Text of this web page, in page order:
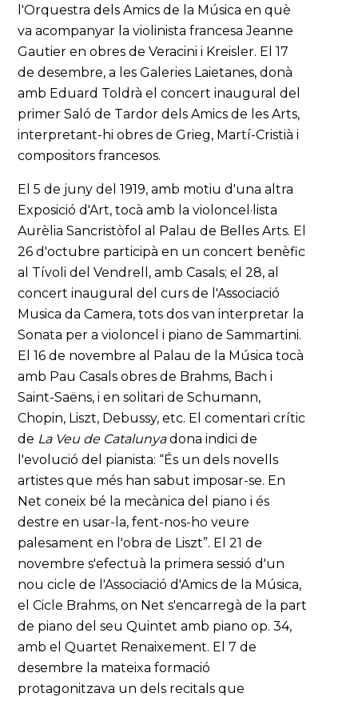
l'Orquestra dels Amics de la Música en què
va acompanyar la violinista francesa Jeanne
Gautier en obres de Veracini i Kreisler. El 17
de desembre, a les Galeries Laietanes, donà
amb Eduard Toldrà el concert inaugural del
primer Saló de Tardor dels Amics de les Arts,
interpretant-hi obres de Grieg, Martí-Cristià i
compositors francesos.
El 5 de juny del 1919, amb motiu d'una altra
Exposició d'Art, tocà amb la violoncel·lista
Aurèlia Sancristòfol al Palau de Belles Arts. El
26 d'octubre participà en un concert benèfic
al Tívoli del Vendrell, amb Casals; el 28, al
concert inaugural del curs de l'Associació
Musica da Camera, tots dos van interpretar la
Sonata per a violoncel i piano de Sammartini.
El 16 de novembre al Palau de la Música tocà
amb Pau Casals obres de Brahms, Bach i
Saint-Saëns, i en solitari de Schumann,
Chopin, Liszt, Debussy, etc. El comentari crític
de La Veu de Catalunyadona indici de
l'evolució del pianista: “És un dels novells
artistes que més han sabut imposar-se. En
Net coneix bé la mecànica del piano i és
destre en usar-la, fent-nos-ho veure
palesament en l'obra de Liszt”. El 21 de
novembre s'efectuà la primera sessió d'un
nou cicle de l'Associació d'Amics de la Música,
el Cicle Brahms, on Net s'encarregà de la part
de piano del seu Quintet amb piano op. 34,
amb el Quartet Renaixement. El 7 de
desembre la mateixa formació
protagonitzava un dels recitals que